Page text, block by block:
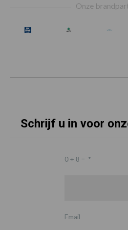
Onze
Schrijf u in voor
0 + 8 = *
Email